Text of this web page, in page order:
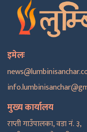
इमेलः
मुख्य कार्यालय
राप्ती गाउँपालका, वडा नं. ३,